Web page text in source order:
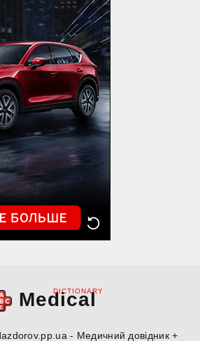
Medical
DICTIONARY
- Медичний довідник +